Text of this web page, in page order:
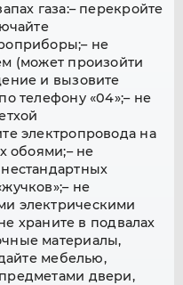
газа:– перекройте
не
(может произойти
и вызовите
телефону «04»;– не
электропровода на
обоями;– не
не
электрическими
храните в подвалах
материалы,
мебелью,
двери,